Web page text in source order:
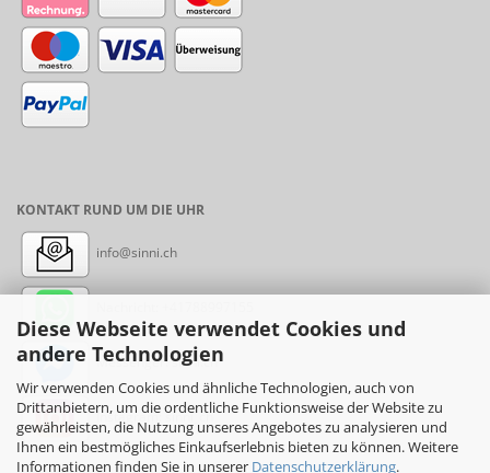
Diese Webseite verwendet Cookies und
andere Technologien
Wir verwenden Cookies und ähnliche Technologien, auch von
Drittanbietern, um die ordentliche Funktionsweise der Website zu
gewährleisten, die Nutzung unseres Angebotes zu analysieren und
Ihnen ein bestmögliches Einkaufserlebnis bieten zu können. Weitere
Informationen finden Sie in unserer Datenschutzerklärung.
KONTAKT RUND UM DIE UHR
info@sinni.ch
Messenger: sinni.ch
Instagram: sinni_ch